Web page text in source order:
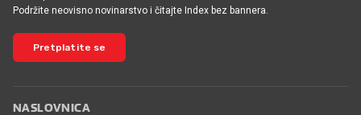
Podržite neovisno novinarstvo i čitajte Index bez bannera.
Pretplatite se
NASLOVNICA